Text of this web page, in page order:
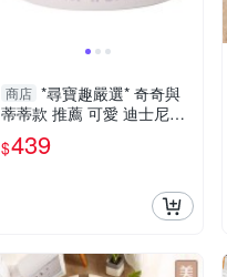
商店 *尋寶趣嚴選* 奇奇與
蒂蒂款 推薦 可愛 迪士尼正
版 珪藻土地墊 吸水 公司正
品現貨 不能店到店!!!
$439